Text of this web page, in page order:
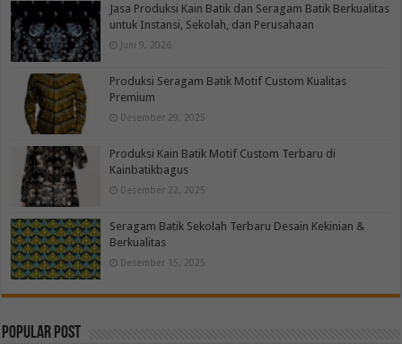
Jasa Produksi Kain Batik dan Seragam Batik Berkualitas
untuk Instansi, Sekolah, dan Perusahaan
Juni 9, 2026
Produksi Seragam Batik Motif Custom Kualitas
Premium
Desember 29, 2025
Produksi Kain Batik Motif Custom Terbaru di
Kainbatikbagus
Desember 22, 2025
Seragam Batik Sekolah Terbaru Desain Kekinian &
Berkualitas
Desember 15, 2025
Popular Post